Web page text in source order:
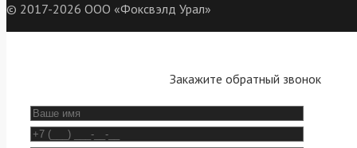
© 2017-2026 ООО «Фоксвэлд Урал»
Закажите обратный звонок